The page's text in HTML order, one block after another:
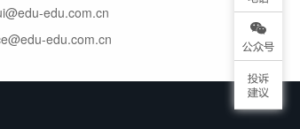
edu.com.cn
edu.com.cn